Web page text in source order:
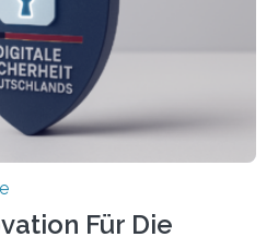
und häufig auch mit…
Für Die